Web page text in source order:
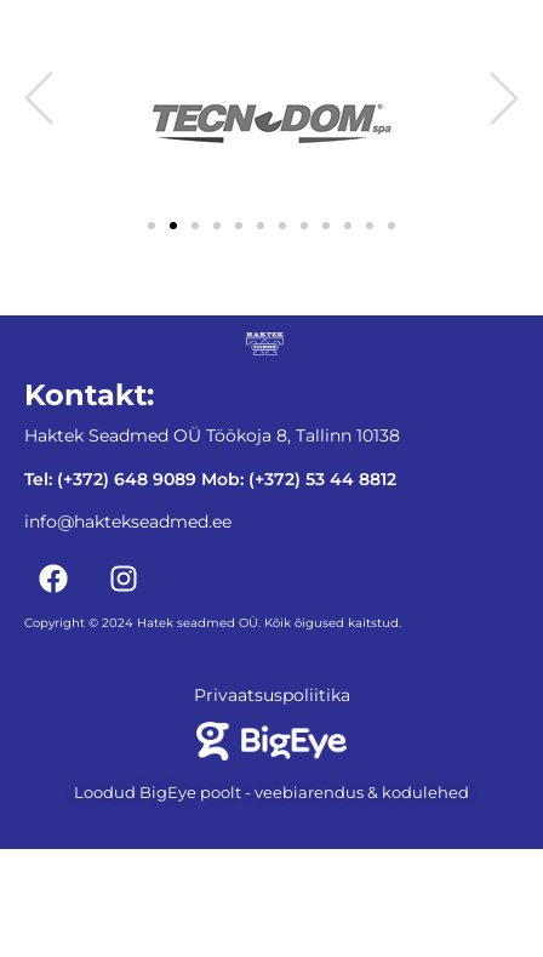
Kontakt:
Haktek Seadmed OÜ Töökoja 8, Tallinn 10138
Tel: (+372) 648 9089 Mob: (+372) 53 44 8812
info@haktekseadmed.ee
Copyright © 2024 Hatek seadmed OÜ. Kõik õigused kaitstud.
Privaatsuspoliitika
Loodud BigEye poolt - veebiarendus & kodulehed